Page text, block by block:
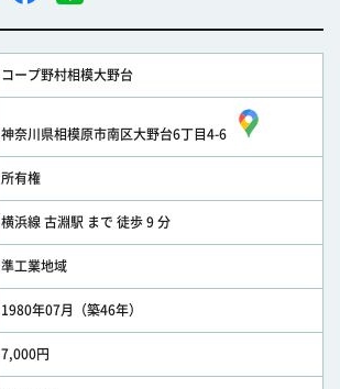
コープ野村相模大野台
神奈川県相模原市南区大野台6丁目4-6
所有権
横浜線 古淵駅 まで 徒歩 9 分
準工業地域
1980年07月（築46年）
7,000円